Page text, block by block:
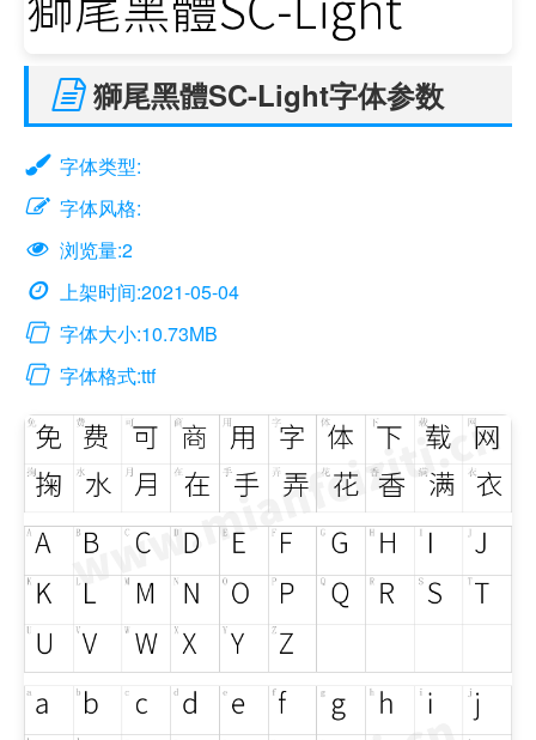
獅尾黑體SC-Light字体参数
字体类型:
字体风格:
浏览量:2
上架时间:2021-05-04
字体大小:10.73MB
字体格式:ttf